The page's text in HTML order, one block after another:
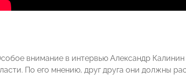
внимание в интервью Александр
По его мнению, друг друга они должны